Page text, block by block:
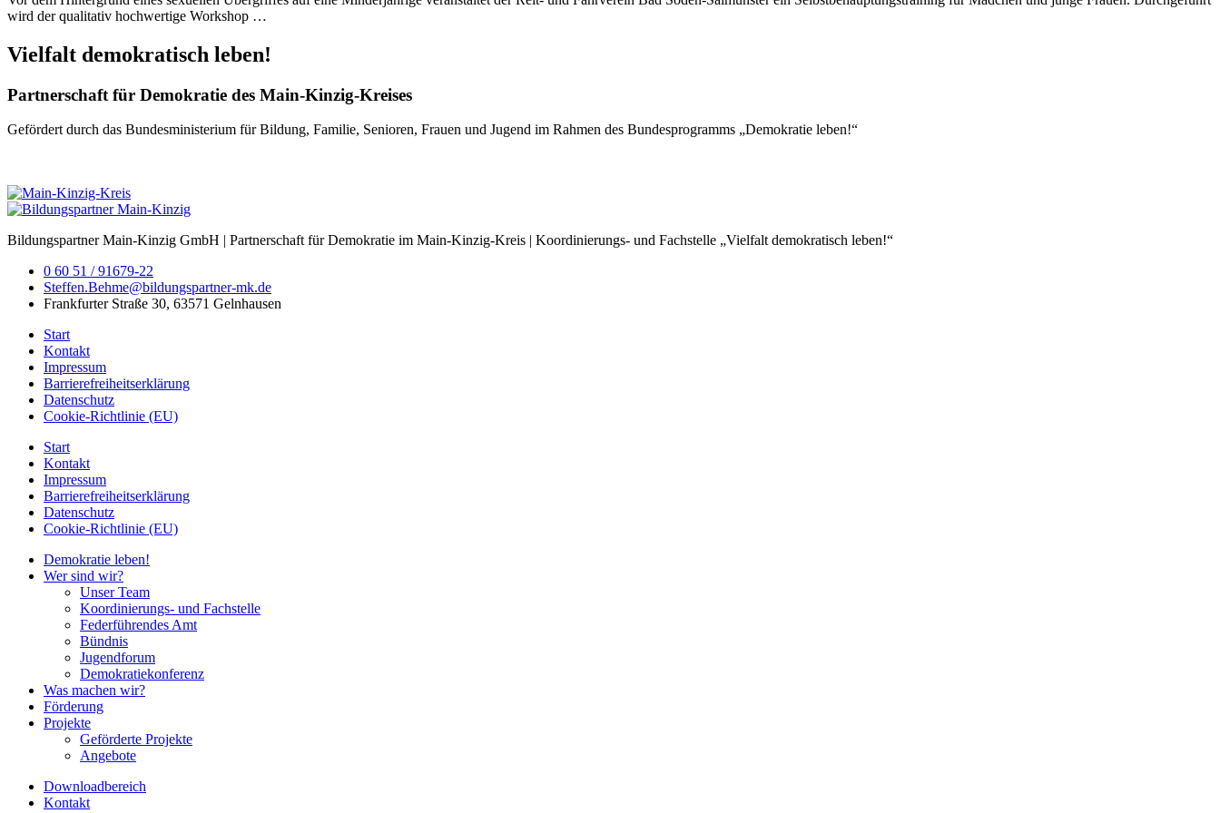
wird der qualitativ hochwertige Workshop …
Vielfalt demokratisch leben!
Partnerschaft für Demokratie des Main-Kinzig-Kreises
Gefördert durch das Bundesministerium für Bildung, Familie, Senioren, Frauen und Jugend im Rahmen des Bundesprogramms „Demokratie leben!“
Bildungspartner Main-Kinzig GmbH | Partnerschaft für Demokratie im Main-Kinzig-Kreis | Koordinierungs- und Fachstelle „Vielfalt demokratisch leben!“
0 60 51 / 91679-22
Steffen.Behme@bildungspartner-mk.de
Frankfurter Straße 30, 63571 Gelnhausen
Start
Kontakt
Impressum
Barrierefreiheitserklärung
Datenschutz
Cookie-Richtlinie (EU)
Start
Kontakt
Impressum
Barrierefreiheitserklärung
Datenschutz
Cookie-Richtlinie (EU)
Demokratie leben!
Wer sind wir?
Unser Team
Koordinierungs- und Fachstelle
Federführendes Amt
Bündnis
Jugendforum
Demokratiekonferenz
Was machen wir?
Förderung
Projekte
Geförderte Projekte
Angebote
Downloadbereich
Kontakt